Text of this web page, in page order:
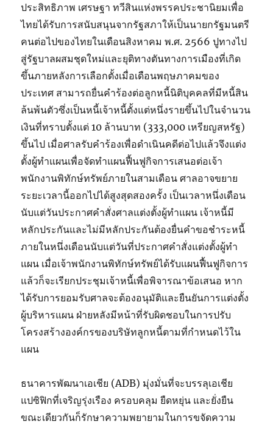
ประสิทธิภาพ เศรษฐา ทวีสินแห่งพรรคประชานิยมเพื่อ
ไทยได้รับการสนับสนุนจากรัฐสภาให้เป็นนายกรัฐมนตรี
คนต่อไปของไทยในเดือนสิงหาคม พ.ศ. 2566 ปูทางไป
สู่รัฐบาลผสมชุดใหม่และยุติทางตันทางการเมืองที่เกิด
ขึ้นภายหลังการเลือกตั้งเมื่อเดือนพฤษภาคมของ
ประเทศ สามารถยื่นคำร้องต่อลูกหนี้นิติบุคคลที่มีหนี้สิน
ล้นพ้นตัวซึ่งเป็นหนี้เจ้าหนี้ตั้งแต่หนึ่งรายขึ้นไปในจำนวน
เงินที่ทราบตั้งแต่ 10 ล้านบาท (333,000 เหรียญสหรัฐ)
ขึ้นไป เมื่อศาลรับคำร้องเพื่อดำเนินคดีต่อไปแล้วจึงแต่ง
ตั้งผู้ทำแผนเพื่อจัดทำแผนฟื้นฟูกิจการเสนอต่อเจ้า
พนักงานพิทักษ์ทรัพย์ภายในสามเดือน ศาลอาจขยาย
ระยะเวลานี้ออกไปได้สูงสุดสองครั้ง เป็นเวลาหนึ่งเดือน
นับแต่วันประกาศคำสั่งศาลแต่งตั้งผู้ทำแผน เจ้าหนี้มี
หลักประกันและไม่มีหลักประกันต้องยื่นคำขอชำระหนี้
ภายในหนึ่งเดือนนับแต่วันที่ประกาศคำสั่งแต่งตั้งผู้ทำ
แผน เมื่อเจ้าพนักงานพิทักษ์ทรัพย์ได้รับแผนฟื้นฟูกิจการ
แล้วก็จะเรียกประชุมเจ้าหนี้เพื่อพิจารณาข้อเสนอ หาก
ได้รับการยอมรับศาลจะต้องอนุมัติและยืนยันการแต่งตั้ง
ผู้บริหารแผน ฝ่ายหลังมีหน้าที่รับผิดชอบในการปรับ
โครงสร้างองค์กรของบริษัทลูกหนี้ตามที่กำหนดไว้ใน
แผน
ธนาคารพัฒนาเอเชีย (ADB) มุ่งมั่นที่จะบรรลุเอเชีย
แปซิฟิกที่เจริญรุ่งเรือง ครอบคลุม ยืดหยุ่น และยั่งยืน
ขณะเดียวกันก็รักษาความพยายามในการขจัดความ